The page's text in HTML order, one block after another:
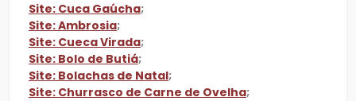
Site: Cuca Gaúcha;
Site: Ambrosia;
Site: Cueca Virada;
Site: Bolo de Butiá;
Site: Bolachas de Natal;
Site: Churrasco de Carne de Ovelha;